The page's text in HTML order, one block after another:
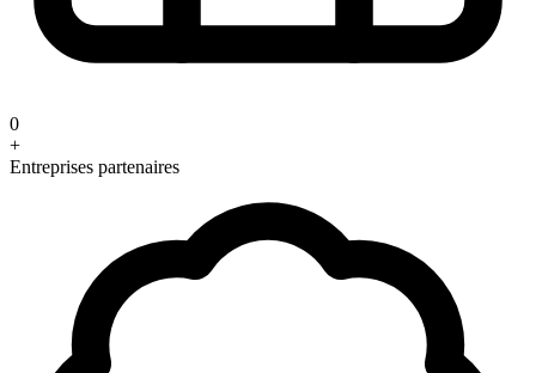
0
+
Entreprises partenaires